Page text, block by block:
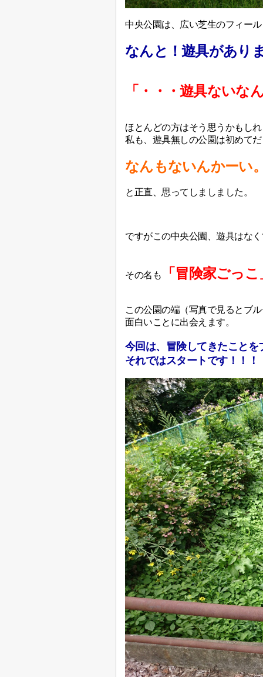
中央公園は、広い芝生のフィー
なんと！遊具があり
「・・・遊具ないな
ほとんどの方はそう思うかもし
私も、遊具無しの公園は初めて
なんもないんかーい
と正直、思ってしましました。
ですがこの中央公園、遊具はな
その名も 「冒険家ごっこ
この公園の端（写真で見るとブ
面白いことに出会えます。
今回は、冒険してきたこと
それではスタートです！！！